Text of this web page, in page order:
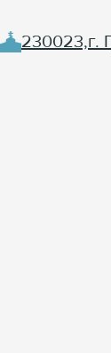
230023,г.